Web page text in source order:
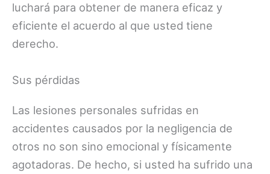
luchará para obtener de manera eficaz y
eficiente el acuerdo al que usted tiene
derecho.
Sus pérdidas
Las lesiones personales sufridas en
accidentes causados por la negligencia de
otros no son sino emocional y físicamente
agotadoras. De hecho, si usted ha sufrido una